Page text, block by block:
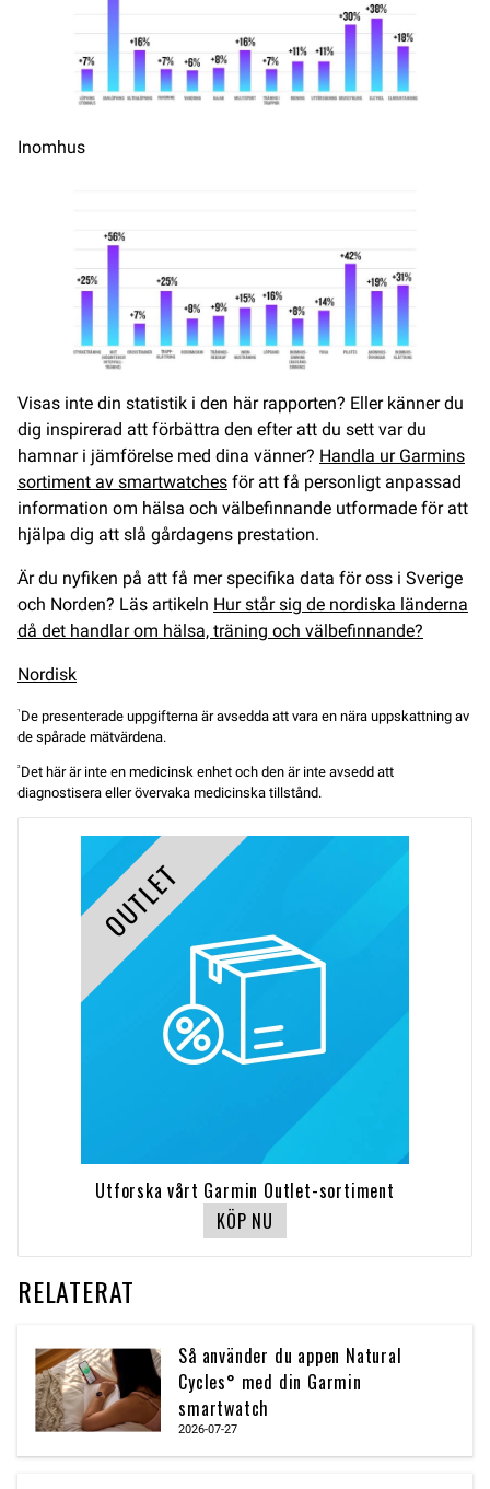
Inomhus
Visas inte din statistik i den här rapporten? Eller känner du
dig inspirerad att förbättra den efter att du sett var du
hamnar i jämförelse med dina vänner? Handla ur Garmins
sortiment av smartwatches för att få personligt anpassad
information om hälsa och välbefinnande utformade för att
hjälpa dig att slå gårdagens prestation.
Är du nyfiken på att få mer specifika data för oss i Sverige
och Norden? Läs artikeln Hur står sig de nordiska länderna
då det handlar om hälsa, träning och välbefinnande?
Nordisk
¹ De presenterade uppgifterna är avsedda att vara en nära uppskattning av
de spårade mätvärdena.
²Det här är inte en medicinsk enhet och den är inte avsedd att
diagnostisera eller övervaka medicinska tillstånd.
OUTLET
Utforska vårt Garmin Outlet-sortiment
KÖP NU
RELATERAT
Så använder du appen Natural
Cycles° med din Garmin
smartwatch
2026-07-27